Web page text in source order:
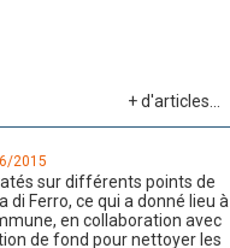
+ d'articles...
2015
sur différents points de
Ferro, ce qui a donné lieu à
en collaboration avec
de fond pour nettoyer les